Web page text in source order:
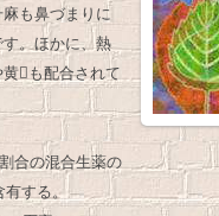
も鼻づまりに
。ほかに、熱
𳑉も配合されて
合の混合生薬の
有する。